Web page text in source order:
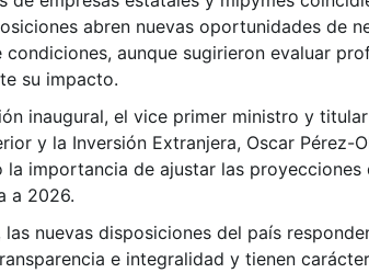
abren nuevas oportunidades de
condiciones, aunque sugirieron evaluar
su impacto.
inaugural, el vice primer ministro y
y la Inversión Extranjera, Oscar Pérez-
la importancia de ajustar las proyecciones
a 2026.
las nuevas disposiciones del país
e integralidad y tienen